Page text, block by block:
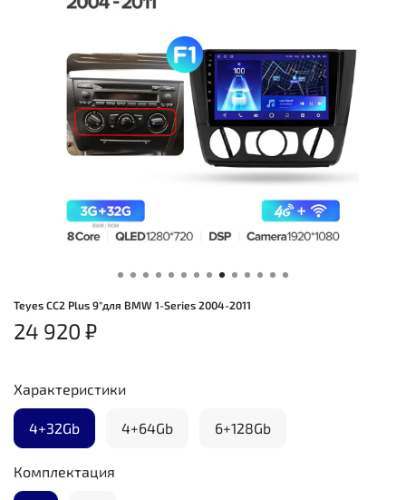
Teyes CC2 Plus 9"для BMW 1-Series 2004-2011
24 920 ₽
Характеристики
4+32Gb 4+64Gb 6+128Gb
Комплектация